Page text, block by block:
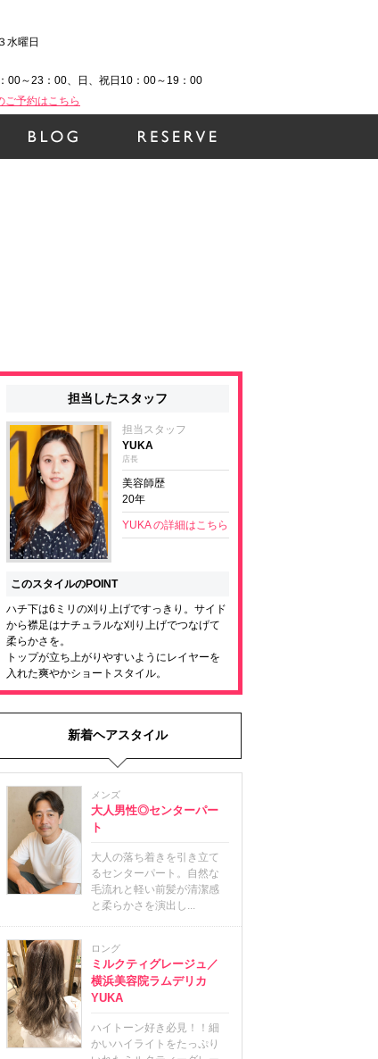
水曜日
00～23：00、日、祝日10：00～19：00
ご予約はこちら
担当したスタッフ
担当スタッフ
YUKA
店長
美容師歴
20年
YUKA の詳細はこちら
このスタイルのPOINT
ハチ下は6ミリの刈り上げですっきり。サイド
から襟足はナチュラルな刈り上げでつなげて
柔らかさを。
トップが立ち上がりやすいようにレイヤーを
入れた爽やかショートスタイル。
新着ヘアスタイル
メンズ
大人男性◎センターパー
ト
大人の落ち着きを引き立て
るセンターパート。自然な
毛流れと軽い前髪が清潔感
と柔らかさを演出し...
ロング
ミルクティグレージュ／
横浜美容院ラムデリカ
YUKA
ハイトーン好き必見！！細
かいハイライトをたっぷり